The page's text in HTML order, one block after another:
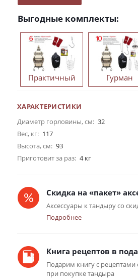
Выгодные комплекты:
Практичный Гурман
ХАРАКТЕРИСТИКИ
Диаметр горловины, см: 32
Вес, кг: 117
Высота, см: 93
Приготовит за раз: 4 кг
Скидка на «пакет»
Аксессуары к тандыру со
Подробнее
Книга рецептов в
Подарим книгу с
при покупке тандыра